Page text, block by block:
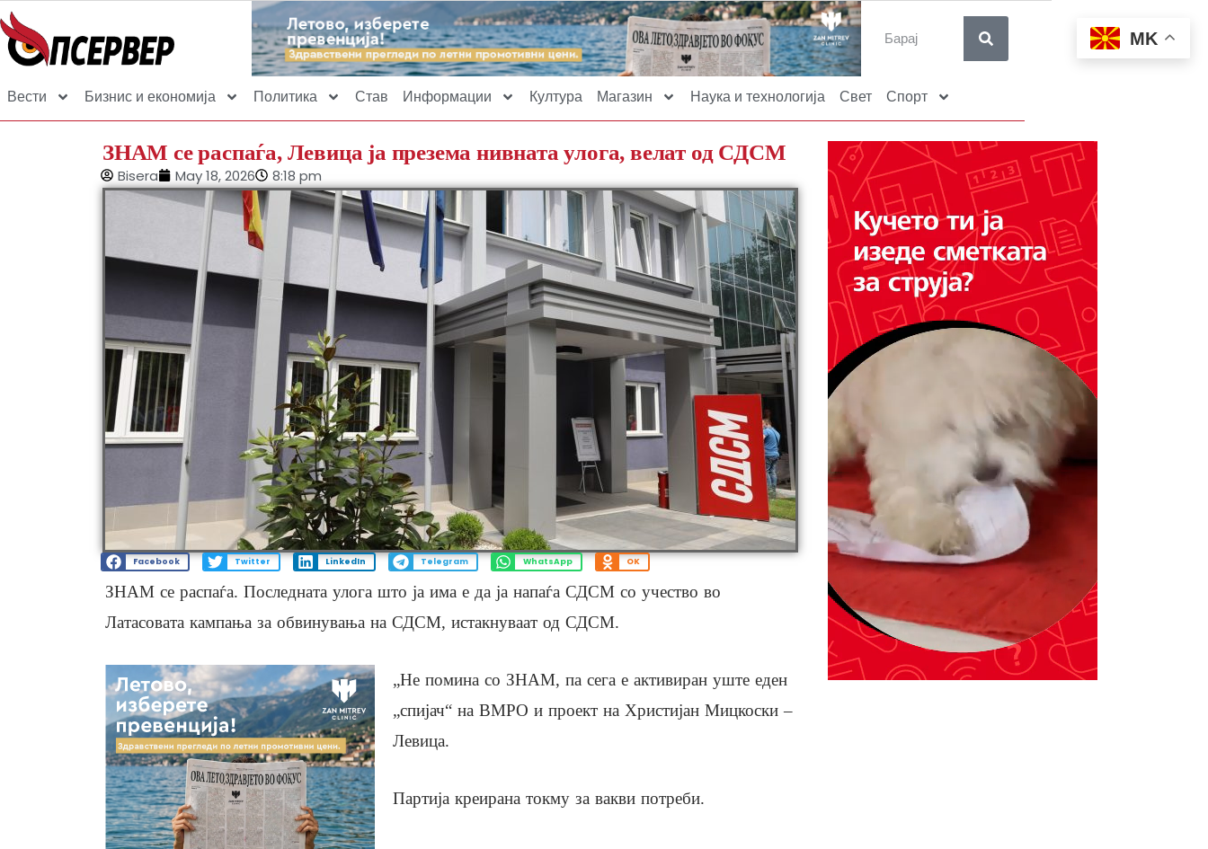
Вести Бизнис и економија Политика Став Информации Култура Магазин Наука и технологија Свет Спорт
ЗНАМ се распаѓа, Левица ја презема нивната улога, велат од СДСМ
Bisera May 18, 2026 8:18 pm
Facebook Twitter LinkedIn Telegram WhatsApp OK
ЗНАМ се распаѓа. Последната улога што ја има е да ја напаѓа СДСМ со учество во
Латасовата кампања за обвинувања на СДСМ, истакнуваат од СДСМ.
„Не помина со ЗНАМ, па сега е активиран уште еден
„спијач“ на ВМРО и проект на Христијан Мицкоски –
Левица.
Партија креирана токму за вакви потреби.
MK